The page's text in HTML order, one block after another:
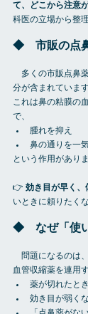
て、どこから注意
科医の立場から整
◆　市販の点
多くの市販点鼻薬
分が含まれています
これは鼻の粘膜の
で、
腫れを抑え
鼻の通りを一
という作用がありま
👉 効き目が早く、
いときに頼りたく
◆　なぜ「使
問題になるのは、
血管収縮薬を連用す
薬が切れたと
効き目が弱く